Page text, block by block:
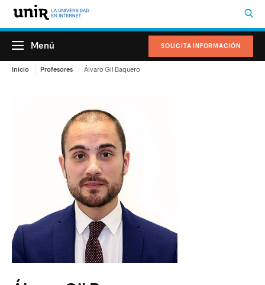
SOLICITA INFORMACIÓN
Menú
Inicio Profesores Álvaro Gil Baquero